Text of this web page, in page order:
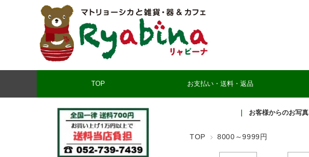
TOP お支払い・送料・返品
お客様からのお写真
TOP 8000～9999円